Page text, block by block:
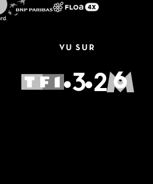
VU SUR